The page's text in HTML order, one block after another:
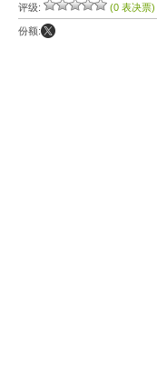
评级: (0 表决票)
份额: